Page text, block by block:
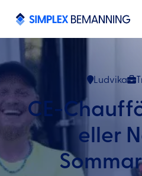
Ludvika
CE-
eller